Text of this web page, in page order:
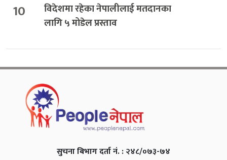
10
विदेशमा रहेका नेपालीलाई मतदानका
लागि ५ मोडेल प्रस्ताव
सुचना बिभाग दर्ता नं. : २४८/०७३-७४